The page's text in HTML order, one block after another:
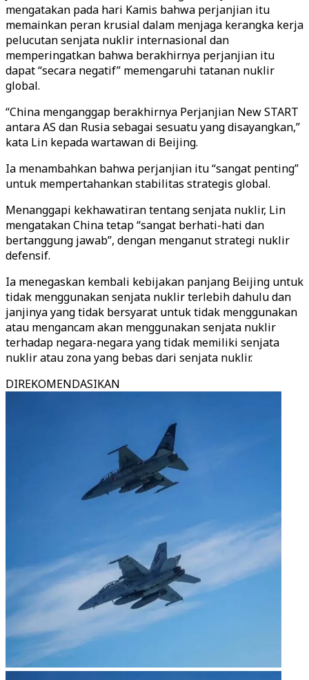
mengatakan pada hari Kamis bahwa perjanjian itu
memainkan peran krusial dalam menjaga kerangka kerja
pelucutan senjata nuklir internasional dan
memperingatkan bahwa berakhirnya perjanjian itu
dapat “secara negatif” memengaruhi tatanan nuklir
global.
“China menganggap berakhirnya Perjanjian New START
antara AS dan Rusia sebagai sesuatu yang disayangkan,”
kata Lin kepada wartawan di Beijing.
Ia menambahkan bahwa perjanjian itu “sangat penting”
untuk mempertahankan stabilitas strategis global.
Menanggapi kekhawatiran tentang senjata nuklir, Lin
mengatakan China tetap “sangat berhati-hati dan
bertanggung jawab”, dengan menganut strategi nuklir
defensif.
Ia menegaskan kembali kebijakan panjang Beijing untuk
tidak menggunakan senjata nuklir terlebih dahulu dan
janjinya yang tidak bersyarat untuk tidak menggunakan
atau mengancam akan menggunakan senjata nuklir
terhadap negara-negara yang tidak memiliki senjata
nuklir atau zona yang bebas dari senjata nuklir.
DIREKOMENDASIKAN